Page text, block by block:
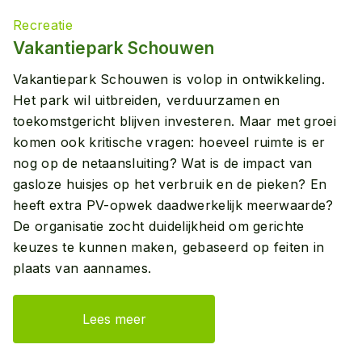
Recreatie
Vakantiepark Schouwen
Vakantiepark Schouwen is volop in ontwikkeling.
Het park wil uitbreiden, verduurzamen en
toekomstgericht blijven investeren. Maar met groei
komen ook kritische vragen: hoeveel ruimte is er
nog op de netaansluiting? Wat is de impact van
gasloze huisjes op het verbruik en de pieken? En
heeft extra PV-opwek daadwerkelijk meerwaarde?
De organisatie zocht duidelijkheid om gerichte
keuzes te kunnen maken, gebaseerd op feiten in
plaats van aannames.
Lees meer